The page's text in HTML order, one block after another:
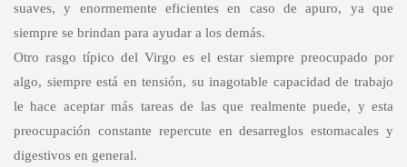
suaves, y enormemente eficientes en caso de apuro, ya que
siempre se brindan para ayudar a los demás.
Otro rasgo típico del Virgo es el estar siempre preocupado por
algo, siempre está en tensión, su inagotable capacidad de trabajo
le hace aceptar más tareas de las que realmente puede, y esta
preocupación constante repercute en desarreglos estomacales y
digestivos en general.